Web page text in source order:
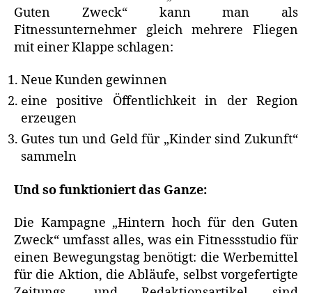
Guten Zweck“ kann man als
Fitnessunternehmer gleich mehrere Fliegen
mit einer Klappe schlagen:
Neue Kunden gewinnen
eine positive Öffentlichkeit in der Region
erzeugen
Gutes tun und Geld für „Kinder sind Zukunft“
sammeln
Und so funktioniert das Ganze:
Die Kampagne „Hintern hoch für den Guten
Zweck“ umfasst alles, was ein Fitnessstudio für
einen Bewegungstag benötigt: die Werbemittel
für die Aktion, die Abläufe, selbst vorgefertigte